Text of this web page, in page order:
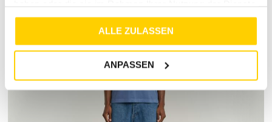
gesammelt haben.
ALLE ZULASSEN
ANPASSEN